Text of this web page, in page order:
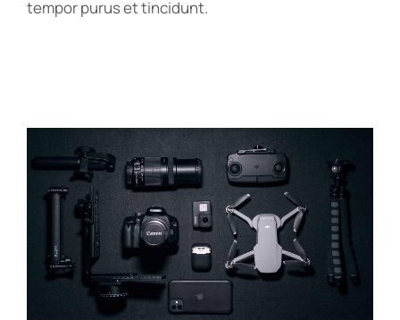
tempor purus et tincidunt.